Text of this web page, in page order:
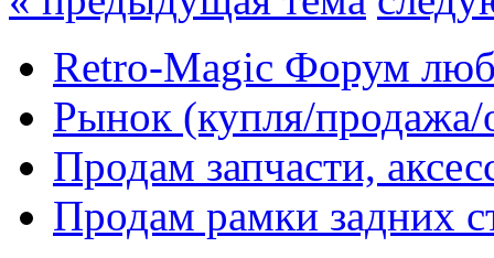
Retro-Magic Форум
Рынок (купля/продажа/
Продам запчасти,
Продам рамки задних